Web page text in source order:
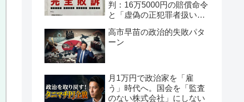
判：16万5000円の賠償命令
と「虚偽の正犯罪者扱い」
高市早苗の政治的失敗パタ
ーン
月1万円で政治家を「雇
う」時代へ。国会を「監査
のない株式会社」にしない